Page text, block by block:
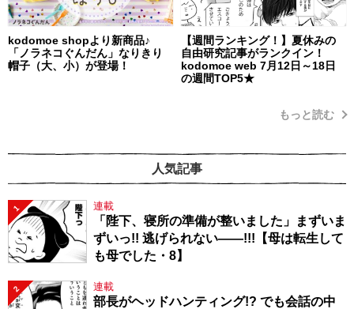
kodomoe shopより新商品♪
「ノラネコぐんだん」なりきり
帽子（大、小）が登場！
【週間ランキング！】夏休みの
自由研究記事がランクイン！
kodomoe web 7月12日～18日
の週間TOP5★
もっと読む
人気記事
1 連載
「陛下、寝所の準備が整いました」まずいま
ずいっ!! 逃げられない――!!!【母は転生して
も母でした・8】
2 連載
部長がヘッドハンティング!? でも会話の中